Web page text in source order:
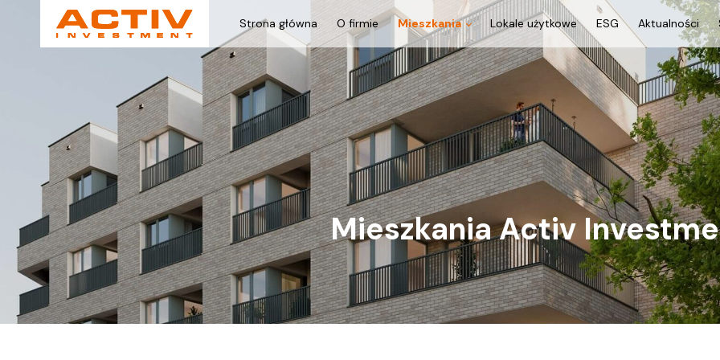
Strona główna O firmie Mieszkania Lokale użytkowe ESG Aktualności
Mieszkania Activ